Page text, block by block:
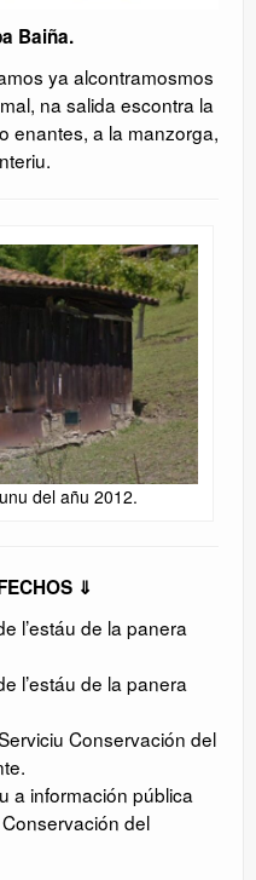
Baiña.
ya alcontramosmos
na salida escontra la
enantes, a la manzorga,
del añu 2012.
⇓
l’estáu de la panera
l’estáu de la panera
Conservación del
a información pública
del